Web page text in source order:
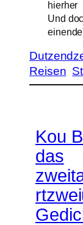
hierher
Und
Reisen
Kou
das